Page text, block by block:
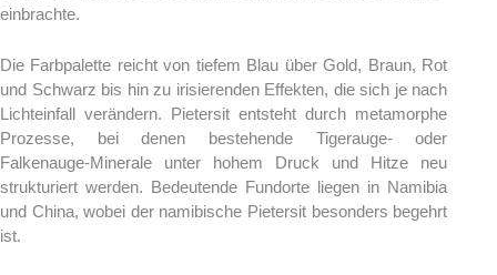
einbrachte.
Die Farbpalette reicht von tiefem Blau über Gold, Braun, Rot
und Schwarz bis hin zu irisierenden Effekten, die sich je nach
Lichteinfall verändern. Pietersit entsteht durch metamorphe
Prozesse, bei denen bestehende Tigerauge- oder
Falkenauge-Minerale unter hohem Druck und Hitze neu
strukturiert werden. Bedeutende Fundorte liegen in Namibia
und China, wobei der namibische Pietersit besonders begehrt
ist.